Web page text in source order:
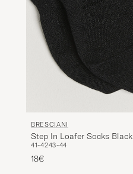
BRESCIANI
Step In Loafer Socks Black
41-4243-44
18€